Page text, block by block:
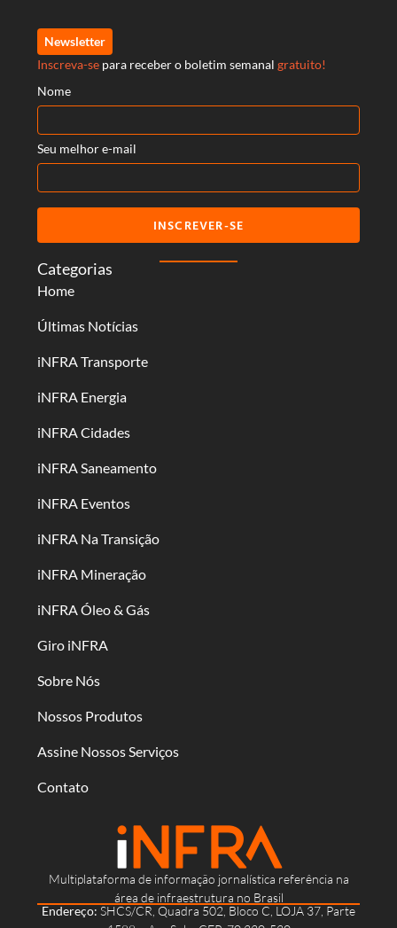
Multiplataforma de informação jornalística referência na
área de infraestrutura no Brasil
Endereço: SHCS/CR, Quadra 502, Bloco C, LOJA 37, Parte
Categorias
Home
Últimas Notícias
iNFRA Transporte
iNFRA Energia
iNFRA Cidades
iNFRA Saneamento
iNFRA Eventos
iNFRA Na Transição
iNFRA Mineração
iNFRA Óleo & Gás
Giro iNFRA
Sobre Nós
Nossos Produtos
Assine Nossos Serviços
Contato
Newsletter
Inscreva-se para receber o boletim semanal gratuito!
Nome
Seu melhor e-mail
INSCREVER-SE